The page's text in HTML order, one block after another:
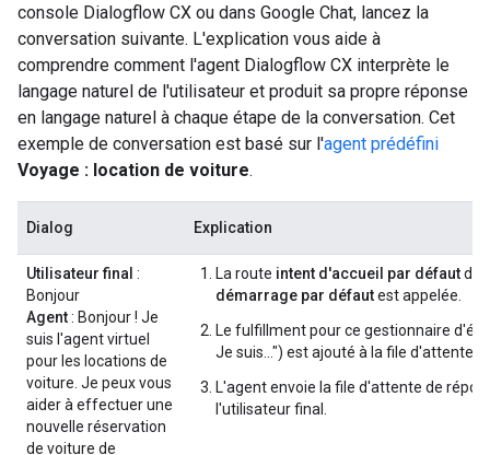
console Dialogflow CX ou dans Google Chat, lancez la
conversation suivante. L'explication vous aide à
comprendre comment l'agent Dialogflow CX interprète le
langage naturel de l'utilisateur et produit sa propre réponse
en langage naturel à chaque étape de la conversation. Cet
exemple de conversation est basé sur l'agent prédéfini
Voyage : location de voiture.
Dialog Explication
Utilisateur final :
Bonjour
Agent: Bonjour ! Je
suis l'agent virtuel
pour les locations de
voiture. Je peux vous
aider à effectuer une
nouvelle réservation
de voiture de
La route intent d'accueil par défautdu
démarrage par défautest appelée.
Le fulfillment pour ce gestionnaire
Je suis…") est ajouté à la file d'attente
L'agent envoie la file d'attente de
l'utilisateur final.